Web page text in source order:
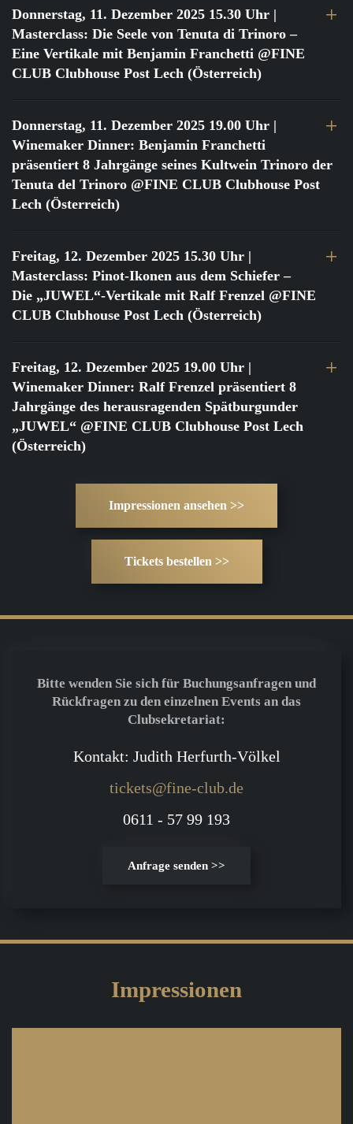
Donnerstag, 11. Dezember 2025 15.30 Uhr |
Masterclass: Die Seele von Tenuta di Trinoro –
Eine Vertikale mit Benjamin Franchetti @FINE
CLUB Clubhouse Post Lech (Österreich)
Donnerstag, 11. Dezember 2025 19.00 Uhr |
Winemaker Dinner: Benjamin Franchetti
präsentiert 8 Jahrgänge seines Kultwein Trinoro der
Tenuta del Trinoro @FINE CLUB Clubhouse Post
Lech (Österreich)
Freitag, 12. Dezember 2025 15.30 Uhr |
Masterclass: Pinot-Ikonen aus dem Schiefer –
Die „JUWEL“-Vertikale mit Ralf Frenzel @FINE
CLUB Clubhouse Post Lech (Österreich)
Freitag, 12. Dezember 2025 19.00 Uhr |
Winemaker Dinner: Ralf Frenzel präsentiert 8
Jahrgänge des herausragenden Spätburgunder
„JUWEL“ @FINE CLUB Clubhouse Post Lech
(Österreich)
Impressionen ansehen >>
Tickets bestellen >>
Bitte wenden Sie sich für Buchungsanfragen und
Rückfragen zu den einzelnen Events an das
Clubsekretariat:
Kontakt: Judith Herfurth-Völkel
tickets@fine-club.de
0611 - 57 99 193
Anfrage senden >>
Impressionen